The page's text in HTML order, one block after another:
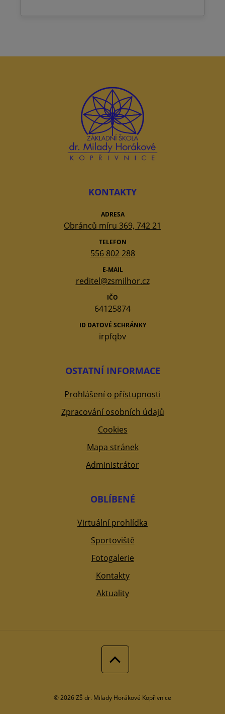
KONTAKTY
ADRESA
Obránců míru 369, 742 21
TELEFON
556 802 288
E-MAIL
reditel@zsmilhor.cz
IČO
64125874
ID DATOVÉ SCHRÁNKY
irpfqbv
OSTATNÍ INFORMACE
Prohlášení o přístupnosti
Zpracování osobních údajů
Cookies
Mapa stránek
Administrátor
OBLÍBENÉ
Virtuální prohlídka
Sportoviště
Fotogalerie
Kontakty
Aktuality
© 2026 ZŠ dr. Milady Horákové Kopřivnice